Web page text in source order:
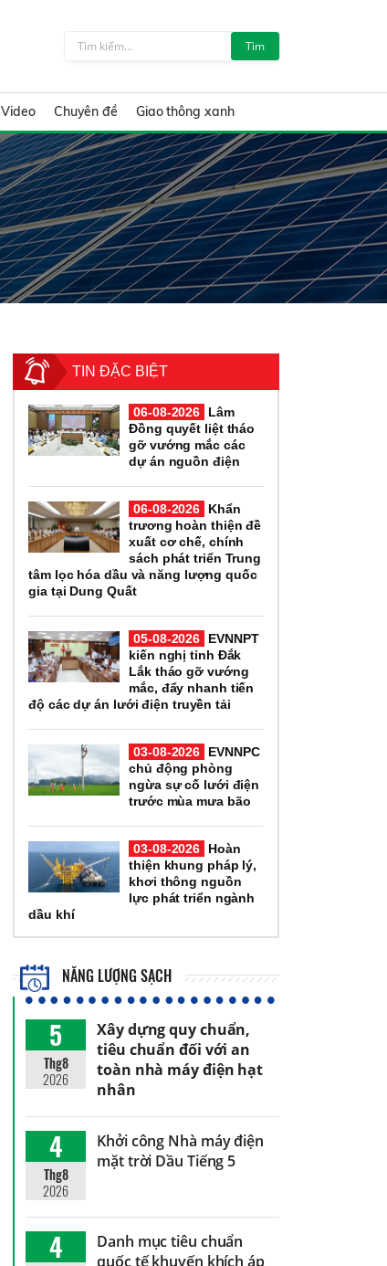
Tìm
Video Chuyên đề Giao thông xanh
TIN ĐẶC BIỆT
06-08-2026
Lâm
Đồng quyết liệt tháo
gỡ vướng mắc các
dự án nguồn điện
06-08-2026
Khẩn
trương hoàn thiện đề
xuất cơ chế, chính
sách phát triển Trung
tâm lọc hóa dầu và năng lượng quốc
gia tại Dung Quất
05-08-2026
EVNNPT
kiến nghị tỉnh Đắk
Lắk tháo gỡ vướng
mắc, đẩy nhanh tiến
độ các dự án lưới điện truyền tải
03-08-2026
EVNNPC
chủ động phòng
ngừa sự cố lưới điện
trước mùa mưa bão
03-08-2026
Hoàn
thiện khung pháp lý,
khơi thông nguồn
lực phát triển ngành
dầu khí
NĂNG LƯỢNG SẠCH
5
Thg8
2026
Xây dựng quy chuẩn,
tiêu chuẩn đối với an
toàn nhà máy điện hạt
nhân
4
Thg8
2026
Khởi công Nhà máy điện
mặt trời Dầu Tiếng 5
4
Danh mục tiêu chuẩn
quốc tế khuyến khích áp